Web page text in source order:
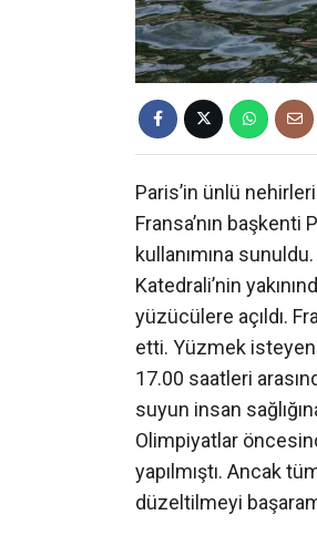
Paris’in ünlü
Fransa’nın başkenti
kullanımına
Katedrali’nin
yüzücülere açıldı.
etti. Yüzmek
17.00 saatleri
suyun insan
Olimpiyatlar
yapılmıştı. Ancak
düzeltilmeyi